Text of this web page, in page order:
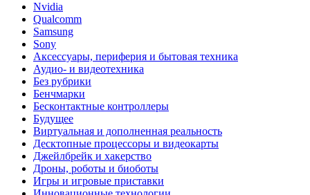
Nvidia
Qualcomm
Samsung
Sony
Аксессуары, периферия и бытовая техника
Аудио- и видеотехника
Без рубрики
Бенчмарки
Бесконтактные контроллеры
Будущее
Виртуальная и дополненная реальность
Десктопные процессоры и видеокарты
Джейлбрейк и хакерство
Дроны, роботы и биоботы
Игры и игровые приставки